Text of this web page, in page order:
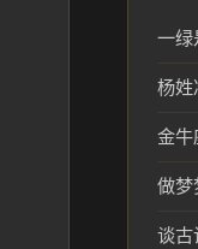
杨姓
做梦